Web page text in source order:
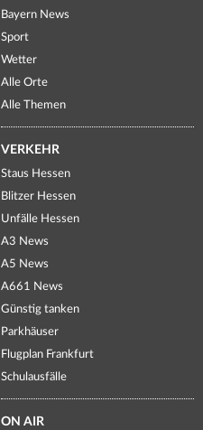
Bayern News
Sport
Wetter
Alle Orte
Alle Themen
VERKEHR
Staus Hessen
Blitzer Hessen
Unfälle Hessen
A3 News
A5 News
A661 News
Günstig tanken
Parkhäuser
Flugplan Frankfurt
Schulausfälle
ON AIR